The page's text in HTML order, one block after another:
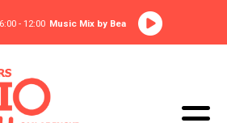
- 12:00 Music Mix by Bea